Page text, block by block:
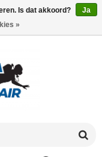
Is dat akkoord?
Ja
»